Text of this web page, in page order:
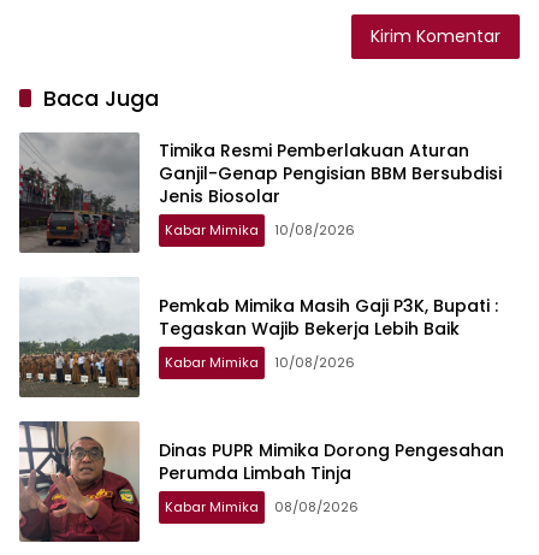
Baca Juga
Timika Resmi Pemberlakuan Aturan
Ganjil-Genap Pengisian BBM Bersubdisi
Jenis Biosolar
Kabar Mimika 10/08/2026
Pemkab Mimika Masih Gaji P3K, Bupati :
Tegaskan Wajib Bekerja Lebih Baik
Kabar Mimika 10/08/2026
Dinas PUPR Mimika Dorong Pengesahan
Perumda Limbah Tinja
Kabar Mimika 08/08/2026